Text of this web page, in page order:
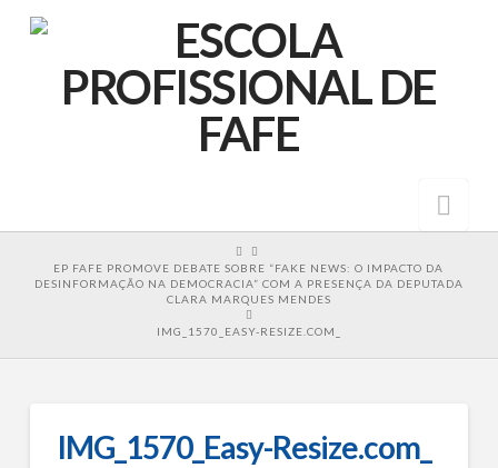
HOME
EP FAFE PROMOVE DEBATE SOBRE “FAKE NEWS: O IMPACTO DA
DESINFORMAÇÃO NA DEMOCRACIA” COM A PRESENÇA DA DEPUTADA
CLARA MARQUES MENDES
IMG_1570_EASY-RESIZE.COM_
IMG_1570_Easy-Resize.com_